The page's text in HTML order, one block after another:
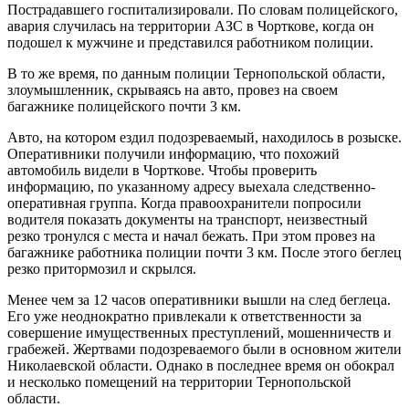
Пострадавшего госпитализировали. По словам полицейского,
авария случилась на территории АЗС в Чорткове, когда он
подошел к мужчине и представился работником полиции.
В то же время, по данным полиции Тернопольской области,
злоумышленник, скрываясь на авто, провез на своем
багажнике полицейского почти 3 км.
Авто, на котором ездил подозреваемый, находилось в розыске.
Оперативники получили информацию, что похожий
автомобиль видели в Чорткове. Чтобы проверить
информацию, по указанному адресу выехала следственно-
оперативная группа. Когда правоохранители попросили
водителя показать документы на транспорт, неизвестный
резко тронулся с места и начал бежать. При этом провез на
багажнике работника полиции почти 3 км. После этого беглец
резко притормозил и скрылся.
Менее чем за 12 часов оперативники вышли на след беглеца.
Его уже неоднократно привлекали к ответственности за
совершение имущественных преступлений, мошенничеств и
грабежей. Жертвами подозреваемого были в основном жители
Николаевской области. Однако в последнее время он обокрал
и несколько помещений на территории Тернопольской
области.